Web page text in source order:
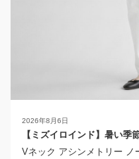
2026年8月6日
【ミズイロインド】暑い季
Vネック アシンメトリー ノ